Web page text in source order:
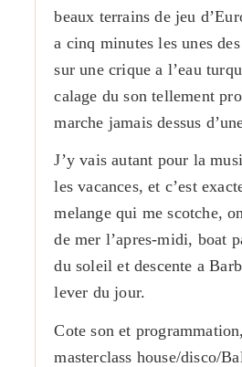
beaux terrains de jeu
a cinq minutes les unes
sur une crique a l’eau
calage du son tellement
marche jamais dessus
J’y vais autant pour la
les vacances, et c’est
melange qui me scotche,
de mer l’apres-midi, boat
du soleil et descente a
lever du jour.
Cote son et
masterclass house/disco/